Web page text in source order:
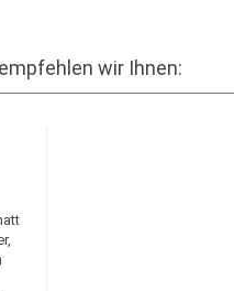
wir Ihnen: